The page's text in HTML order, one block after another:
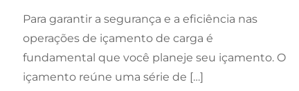
Para garantir a segurança e a eficiência nas
operações de içamento de carga é
fundamental que você planeje seu içamento. O
içamento reúne uma série de […]